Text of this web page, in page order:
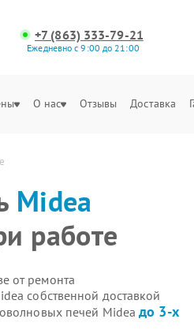
+7 (863) 333-79-21
Ежедневно с 9:00 до 21:00
О нас Отзывы Доставка
Midea
работе
от ремонта
собственной доставкой
печей Mideaдо 3-х